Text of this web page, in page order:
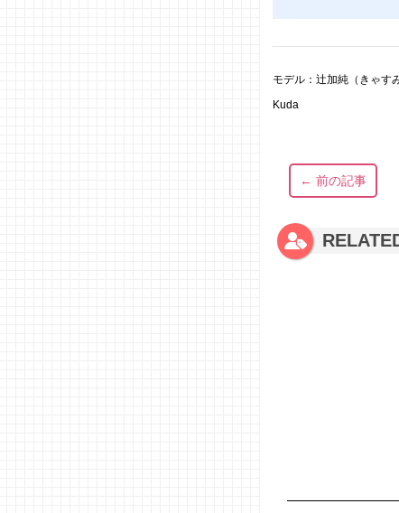
モデル：辻加純（きゃ
Kuda
← 前の記事